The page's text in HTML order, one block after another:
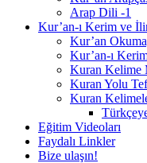
Arap Dili -1
Kur’an-ı Kerim ve
Kur’an
Kur’an-ı
Kuran Kelime
Kuran Yolu
Kuran
Eğitim Videoları
Faydalı Linkler
Bize ulaşın!